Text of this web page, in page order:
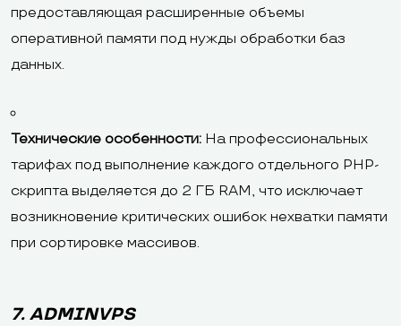
предоставляющая расширенные объемы
оперативной памяти под нужды обработки баз
данных.
Технические особенности: На профессиональных
тарифах под выполнение каждого отдельного PHP-
скрипта выделяется до 2 ГБ RAM, что исключает
возникновение критических ошибок нехватки памяти
при сортировке массивов.
7. ADMINVPS